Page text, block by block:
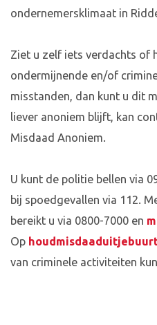
ondernemersklimaat in
Ziet u zelf iets verdachts of
ondermijnende en/of
misstanden, dan kunt u dit
liever anoniem blijft, kan
Misdaad Anoniem.
U kunt de politie bellen via
bij spoedgevallen via 112.
bereikt u via 0800-7000 en
Op
van criminele activiteiten